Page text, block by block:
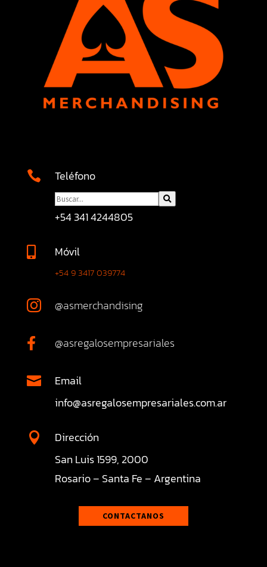
 Teléfono
+54 341 4244805
 Móvil
+54 9 3417 039774
 @asmerchandising
 @asregalosempresariales

Email
info@asregalosempresariales.com.ar

Dirección
San Luis 1599, 2000
Rosario – Santa Fe – Argentina
CONTACTANOS